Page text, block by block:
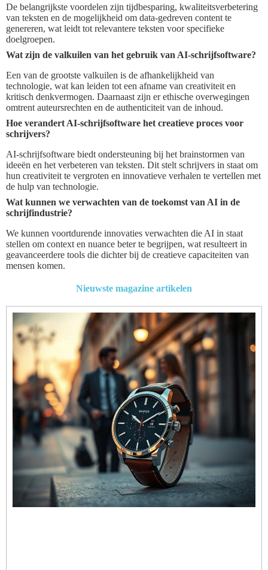
De belangrijkste voordelen zijn tijdbesparing, kwaliteitsverbetering
van teksten en de mogelijkheid om data-gedreven content te
genereren, wat leidt tot relevantere teksten voor specifieke
doelgroepen.
Wat zijn de valkuilen van het gebruik van AI-schrijfsoftware?
Een van de grootste valkuilen is de afhankelijkheid van
technologie, wat kan leiden tot een afname van creativiteit en
kritisch denkvermogen. Daarnaast zijn er ethische overwegingen
omtrent auteursrechten en de authenticiteit van de inhoud.
Hoe verandert AI-schrijfsoftware het creatieve proces voor
schrijvers?
AI-schrijfsoftware biedt ondersteuning bij het brainstormen van
ideeën en het verbeteren van teksten. Dit stelt schrijvers in staat om
hun creativiteit te vergroten en innovatieve verhalen te vertellen met
de hulp van technologie.
Wat kunnen we verwachten van de toekomst van AI in de
schrijfindustrie?
We kunnen voortdurende innovaties verwachten die AI in staat
stellen om context en nuance beter te begrijpen, wat resulteert in
geavanceerdere tools die dichter bij de creatieve capaciteiten van
mensen komen.
Nieuwste magazine artikelen